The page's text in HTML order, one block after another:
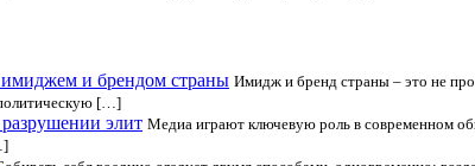
и брендом страны Имидж и бренд страны – это не
[…]
элит Медиа играют ключевую роль в современном